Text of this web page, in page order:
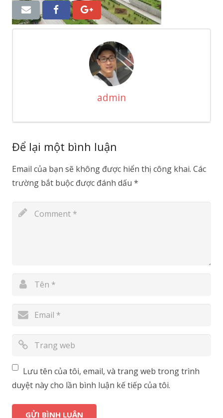
admin
Để lại một bình luận
Email của bạn sẽ không được hiển thị công khai. Các
trường bắt buộc được đánh dấu *
Lưu tên của tôi, email, và trang web trong trình
duyệt này cho lần bình luận kế tiếp của tôi.